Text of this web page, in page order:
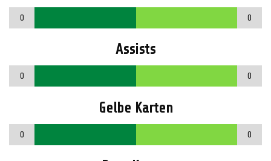
0 0
Assists
0 0
Gelbe Karten
0 0